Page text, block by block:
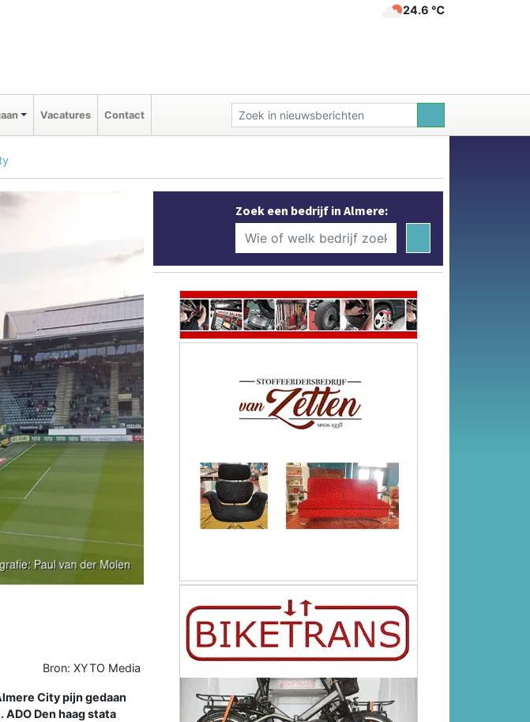
24.6 ℃
Vacatures Contact
Bron: XYTO Media
City pijn gedaan
Den haag stata
Zoek een bedrijf in Almere: